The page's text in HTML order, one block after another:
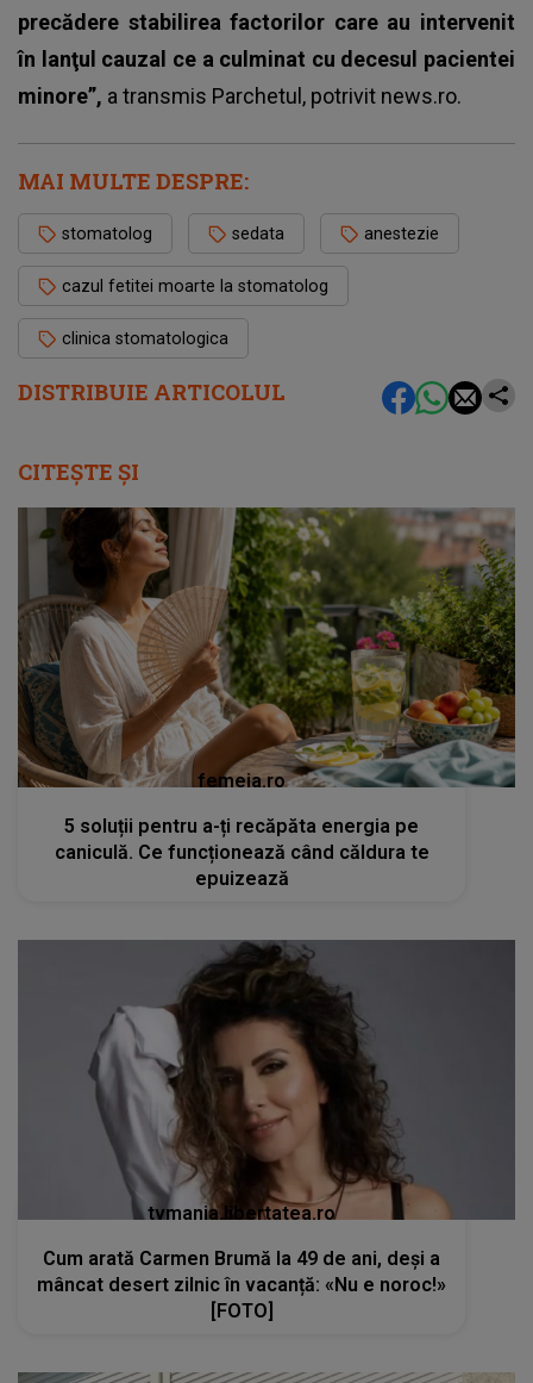
DISTRIBUIE ARTICOLUL
precădere stabilirea factorilor care au intervenit
în lanţul cauzal ce a culminat cu decesul pacientei
minore”, a transmis Parchetul, potrivit news.ro.
MAI MULTE DESPRE:
stomatolog sedata anestezie
cazul fetitei moarte la stomatolog
clinica stomatologica
CITEȘTE ȘI
femeia.ro
5 soluții pentru a-ți recăpăta energia pe
caniculă. Ce funcționează când căldura te
epuizează
tvmania.libertatea.ro
Cum arată Carmen Brumă la 49 de ani, deși a
mâncat desert zilnic în vacanță: «Nu e noroc!»
[FOTO]